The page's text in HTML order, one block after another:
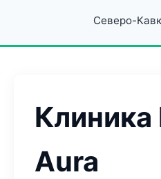
Северо-
Клиника
Aura